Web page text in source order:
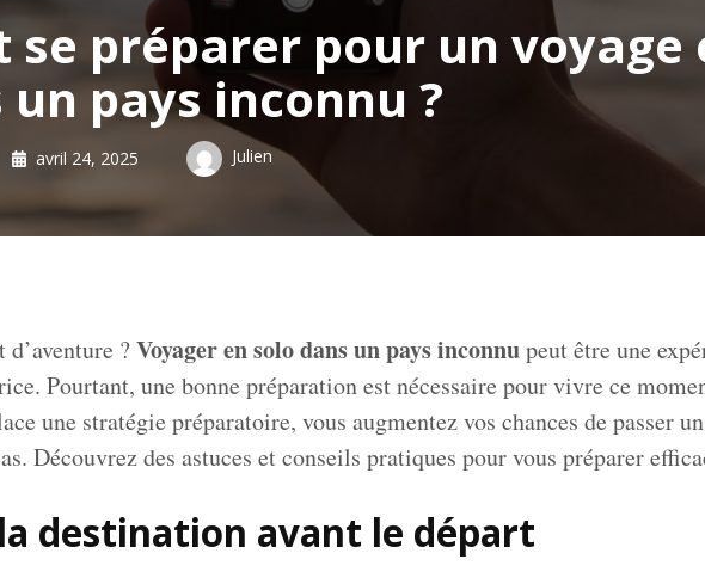
se préparer pour un voyage
pays inconnu ?
avril 24, 2025 Julien
d’aventure ?Voyager en solo dans un pays inconnupeut être une
Pourtant, une bonne préparation est nécessaire pour vivre ce
une stratégie préparatoire, vous augmentez vos chances de passer
Découvrez des astuces et conseils pratiques pour vous préparer
destination avant le départ